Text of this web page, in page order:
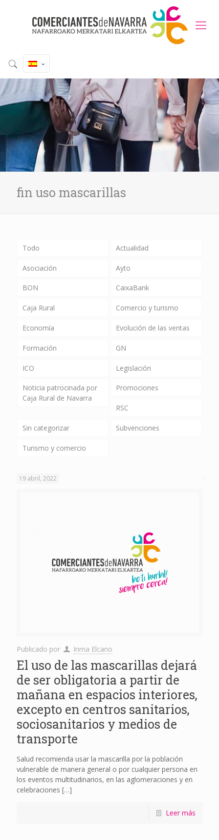
fin uso mascarillas
Todo Actualidad
Asociación Ayto
BON CaixaBank
Caja Rural Comercio y turismo
Economía Evolución de las ventas
Formación GN
ICO Legislación
Noticia patrocinada por
Caja Rural de Navarra
Promociones
RSC
Sin categorizar Subvenciones
Turismo y comercio
19 abril, 2022
Publicado por Inma Elcano
El uso de las mascarillas dejará
de ser obligatoria a partir de
mañana en espacios interiores,
excepto en centros sanitarios,
sociosanitarios y medios de
transporte
Salud recomienda usar la mascarilla por la población
vulnerable de manera general o por cualquier persona en
los eventos multitudinarios, en las aglomeraciones y en
celebraciones […]
Leer más